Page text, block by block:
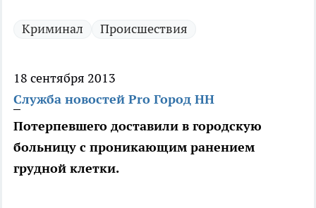
Криминал Происшествия
18 сентября 2013
Служба новостей Pro Город НН
Потерпевшего доставили в городскую
больницу с проникающим ранением
грудной клетки.